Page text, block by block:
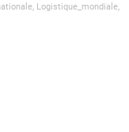
Logistique_mondiale